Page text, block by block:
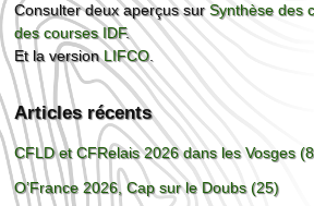
Consulter deux aperçus surSynthèse des
des courses IDF.
Et la versionLIFCO.
Articles récents
CFLD et CFRelais 2026 dans les Vosges
O’France 2026, Cap sur le Doubs (25)